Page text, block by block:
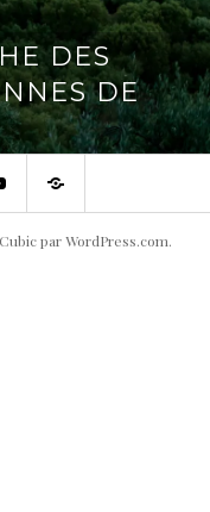
DES
DE
YoutubeContact
parWordPress.com.